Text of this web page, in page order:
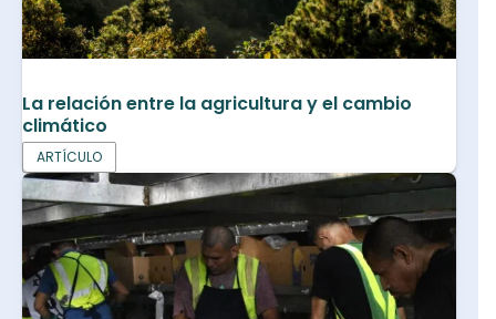
La relación entre la agricultura y el cambio
climático
ARTÍCULO